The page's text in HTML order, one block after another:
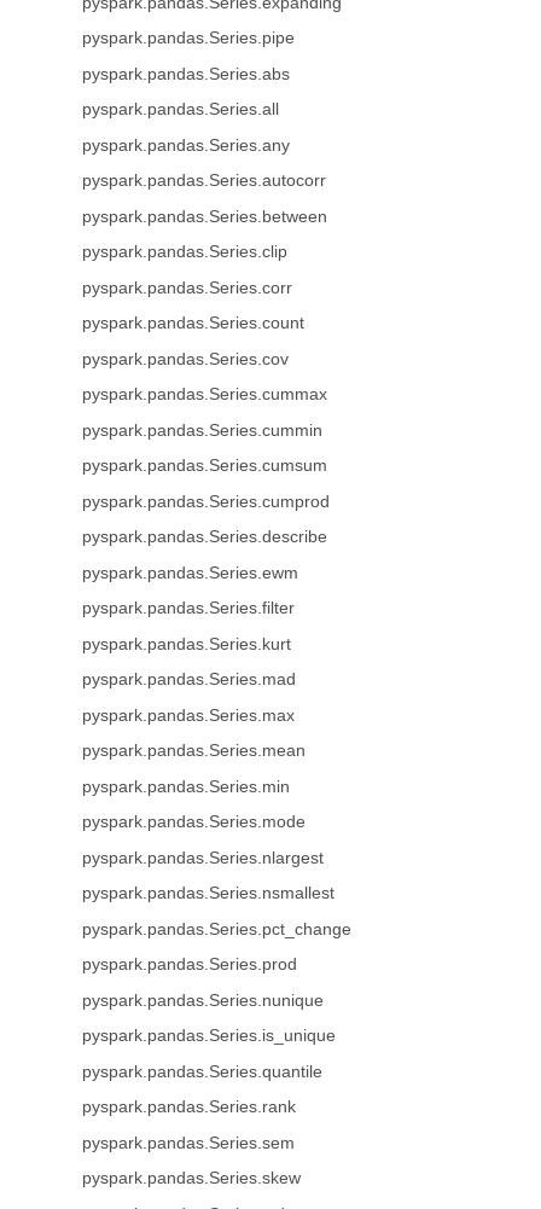
pyspark.pandas.Series.pipe
pyspark.pandas.Series.abs
pyspark.pandas.Series.all
pyspark.pandas.Series.any
pyspark.pandas.Series.autocorr
pyspark.pandas.Series.between
pyspark.pandas.Series.clip
pyspark.pandas.Series.corr
pyspark.pandas.Series.count
pyspark.pandas.Series.cov
pyspark.pandas.Series.cummax
pyspark.pandas.Series.cummin
pyspark.pandas.Series.cumsum
pyspark.pandas.Series.cumprod
pyspark.pandas.Series.describe
pyspark.pandas.Series.ewm
pyspark.pandas.Series.filter
pyspark.pandas.Series.kurt
pyspark.pandas.Series.mad
pyspark.pandas.Series.max
pyspark.pandas.Series.mean
pyspark.pandas.Series.min
pyspark.pandas.Series.mode
pyspark.pandas.Series.nlargest
pyspark.pandas.Series.nsmallest
pyspark.pandas.Series.pct_change
pyspark.pandas.Series.prod
pyspark.pandas.Series.nunique
pyspark.pandas.Series.is_unique
pyspark.pandas.Series.quantile
pyspark.pandas.Series.rank
pyspark.pandas.Series.sem
pyspark.pandas.Series.skew